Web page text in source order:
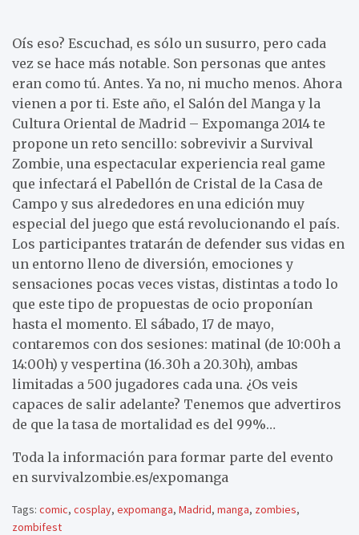
Oís eso? Escuchad, es sólo un susurro, pero cada
vez se hace más notable. Son personas que antes
eran como tú. Antes. Ya no, ni mucho menos. Ahora
vienen a por ti. Este año, el Salón del Manga y la
Cultura Oriental de Madrid – Expomanga 2014 te
propone un reto sencillo: sobrevivir a Survival
Zombie, una espectacular experiencia real game
que infectará el Pabellón de Cristal de la Casa de
Campo y sus alrededores en una edición muy
especial del juego que está revolucionando el país.
Los participantes tratarán de defender sus vidas en
un entorno lleno de diversión, emociones y
sensaciones pocas veces vistas, distintas a todo lo
que este tipo de propuestas de ocio proponían
hasta el momento. El sábado, 17 de mayo,
contaremos con dos sesiones: matinal (de 10:00h a
14:00h) y vespertina (16.30h a 20.30h), ambas
limitadas a 500 jugadores cada una. ¿Os veis
capaces de salir adelante? Tenemos que advertiros
de que la tasa de mortalidad es del 99%…
Toda la información para formar parte del evento
en survivalzombie.es/expomanga
Tags: comic, cosplay, expomanga, Madrid, manga, zombies,
zombifest